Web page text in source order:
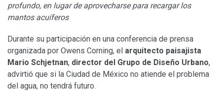
profundo, en lugar de aprovecharse para recargar los
mantos acuíferos
Durante su participación en una conferencia de prensa
organizada por Owens Corning, el arquitecto paisajista
Mario Schjetnan, director del Grupo de Diseño Urbano,
advirtió que si la Ciudad de México no atiende el problema
del agua, no tendrá futuro.